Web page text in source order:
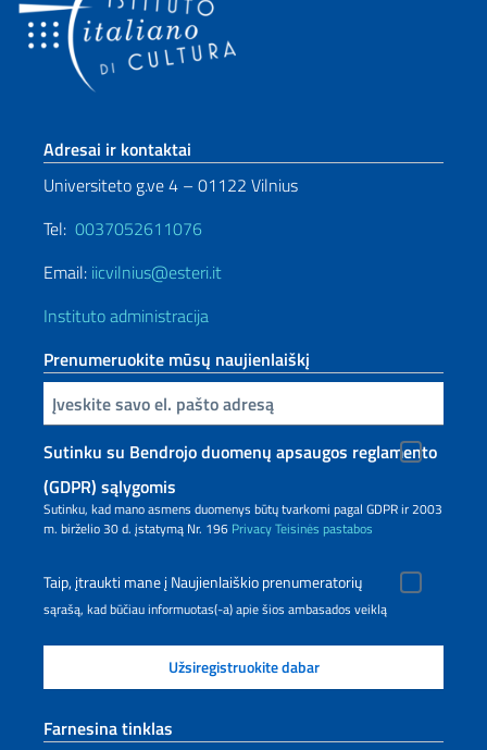
Sezione footer
Adresai ir kontaktai
Universiteto g.ve 4 – 01122 Vilnius
Tel: 0037052611076
Email: iicvilnius@esteri.it
Instituto administracija
Prenumeruokite mūsų naujienlaiškį
Inserisci la tua email
Sutinku su Bendrojo duomenų apsaugos reglamento
(GDPR) sąlygomis
Sutinku, kad mano asmens duomenys būtų tvarkomi pagal GDPR ir 2003
m. birželio 30 d. įstatymą Nr. 196 PrivacyTeisinės pastabos
Taip, įtraukti mane į Naujienlaiškio prenumeratorių
sąrašą, kad būčiau informuotas(-a) apie šios ambasados veiklą
Farnesina tinklas